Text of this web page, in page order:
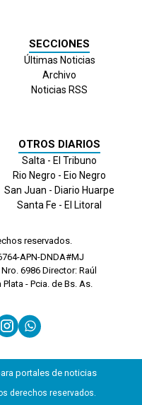
SECCIONES
Últimas Noticias
Archivo
Noticias RSS
OTROS DIARIOS
Salta - El Tribuno
Rio Negro - Eio Negro
San Juan - Diario Huarpe
Santa Fe - El Litoral
reservados.
APN-DNDA#MJ
6986 Director: Raúl
- Pcia. de Bs. As.
portales de noticias
derechos reservados.